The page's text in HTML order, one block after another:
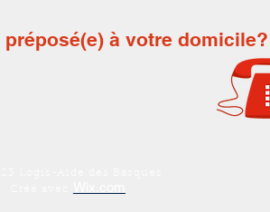
à votre domicile?